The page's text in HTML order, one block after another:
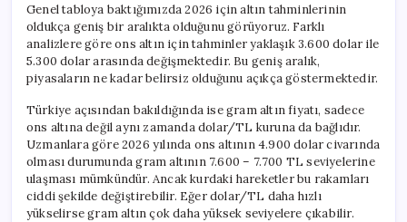
Genel tabloya baktığımızda 2026 için altın tahminlerinin
oldukça geniş bir aralıkta olduğunu görüyoruz. Farklı
analizlere göre ons altın için tahminler yaklaşık 3.600 dolar ile
5.300 dolar arasında değişmektedir. Bu geniş aralık,
piyasaların ne kadar belirsiz olduğunu açıkça göstermektedir.
Türkiye açısından bakıldığında ise gram altın fiyatı, sadece
ons altına değil aynı zamanda dolar/TL kuruna da bağlıdır.
Uzmanlara göre 2026 yılında ons altının 4.900 dolar civarında
olması durumunda gram altının 7.600 – 7.700 TL seviyelerine
ulaşması mümkündür. Ancak kurdaki hareketler bu rakamları
ciddi şekilde değiştirebilir. Eğer dolar/TL daha hızlı
yükselirse gram altın çok daha yüksek seviyelere çıkabilir.